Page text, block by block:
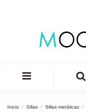
Inicio Sillas Sillas metálicas